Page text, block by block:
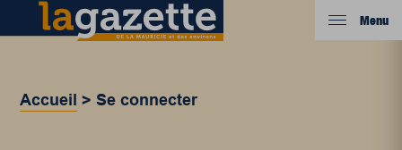
Menu
Accueil >Se connecter